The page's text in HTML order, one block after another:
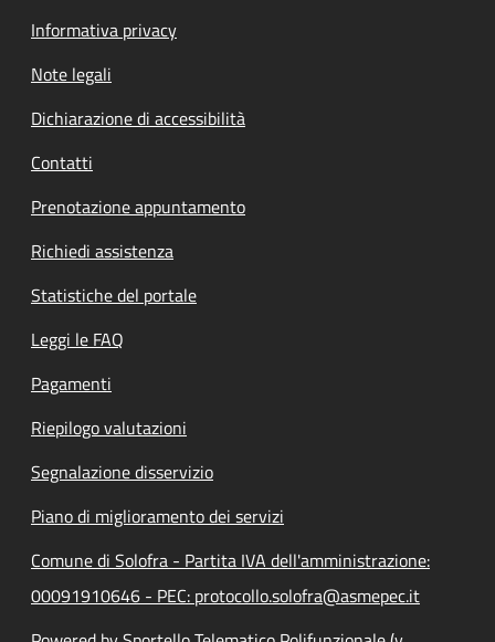
Informativa privacy
Note legali
Dichiarazione di accessibilità
Contatti
Prenotazione appuntamento
Richiedi assistenza
Statistiche del portale
Leggi le FAQ
Pagamenti
Riepilogo valutazioni
Segnalazione disservizio
Piano di miglioramento dei servizi
Comune di Solofra - Partita IVA dell'amministrazione:
00091910646 - PEC: protocollo.solofra@asmepec.it